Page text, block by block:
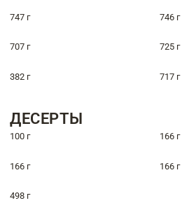
747 г 746 г
707 г 725 г
382 г 717 г
ДЕСЕРТЫ
100 г 166 г
166 г 166 г
498 г